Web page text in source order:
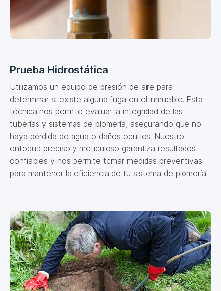
Prueba Hidrostática
Utilizamos un equipo de presión de aire para
determinar si existe alguna fuga en el inmueble. Esta
técnica nos permite evaluar la integridad de las
tuberías y sistemas de plomería, asegurando que no
haya pérdida de agua o daños ocultos. Nuestro
enfoque preciso y meticuloso garantiza resultados
confiables y nos permite tomar medidas preventivas
para mantener la eficiencia de tu sistema de plomería.